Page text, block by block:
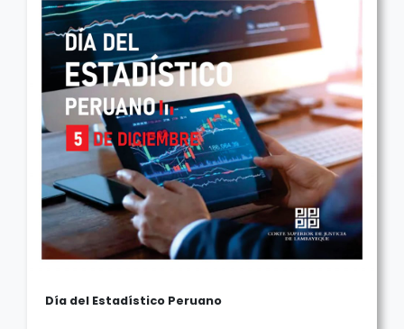
Día del Estadístico Peruano